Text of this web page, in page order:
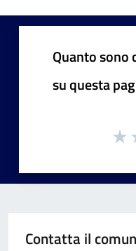
Quanto sono
su questa
Contatta il